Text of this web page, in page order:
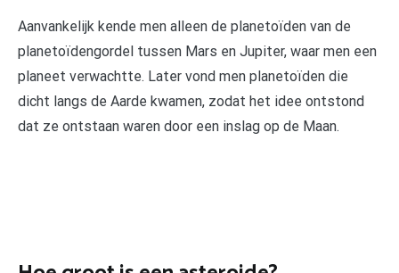
Aanvankelijk kende men alleen de planetoïden van de
planetoïdengordel tussen Mars en Jupiter, waar men een
planeet verwachtte. Later vond men planetoïden die
dicht langs de Aarde kwamen, zodat het idee ontstond
dat ze ontstaan waren door een inslag op de Maan.